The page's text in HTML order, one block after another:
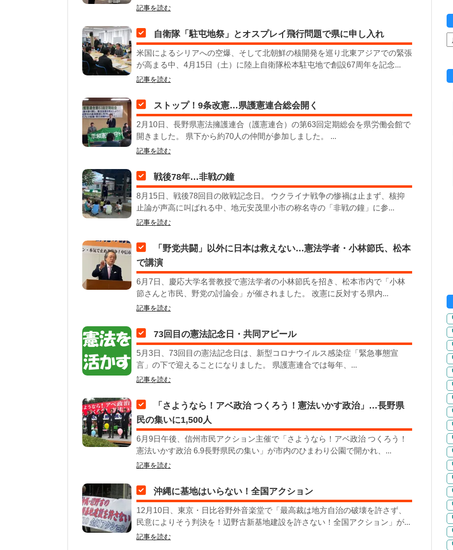
記事を読む
自衛隊「駐屯地祭」とオスプレイ飛行問題で県に申し入れ
米国によるシリアへの空爆、そして北朝鮮の核開発を巡り北東アジアでの緊張
が高まる中、4月15日（土）に陸上自衛隊松本駐屯地で創設67周年を記念...
記事を読む
ストップ！9条改憲…県護憲連合総会開く
2月10日、長野県憲法擁護連合（護憲連合）の第63回定期総会を県労働会館で
開きました。 県下から約70人の仲間が参加しました。 ...
記事を読む
戦後78年…非戦の鐘
8月15日、戦後78回目の敗戦記念日。 ウクライナ戦争の惨禍は止まず、核抑
止論が声高に叫ばれる中、地元安茂里小市の称名寺の「非戦の鐘」に参...
記事を読む
「野党共闘」以外に日本は救えない…憲法学者・小林節氏、松本
で講演
6月7日、慶応大学名誉教授で憲法学者の小林節氏を招き、松本市内で「小林
節さんと市民、野党の討論会」が催されました。 改憲に反対する県内...
記事を読む
73回目の憲法記念日・共同アピール
5月3日、73回目の憲法記念日は、新型コロナウイルス感染症「緊急事態宣
言」の下で迎えることになりました。 県護憲連合では毎年、...
記事を読む
「さようなら！アベ政治 つくろう！憲法いかす政治」…長野県
民の集いに1,500人
6月9日午後、信州市民アクション主催で「さようなら！アベ政治 つくろう！
憲法いかす政治 6.9長野県民の集い」が市内のひまわり公園で開かれ、...
記事を読む
沖縄に基地はいらない！全国アクション
12月10日、東京・日比谷野外音楽堂で「最高裁は地方自治の破壊を許さず、
民意によりそう判決を！辺野古新基地建設を許さない！全国アクション」が...
記事を読む